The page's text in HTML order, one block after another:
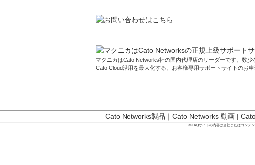
マクニカはCato Networks社の国内代理店のリーダーです。数
Cato Cloud活用を最大化する、お客様専用サポートサイトのお申
Cato Networks製品 ｜ Cato Networks 動画|
本FAQサイトの内容は当社またはコンテ